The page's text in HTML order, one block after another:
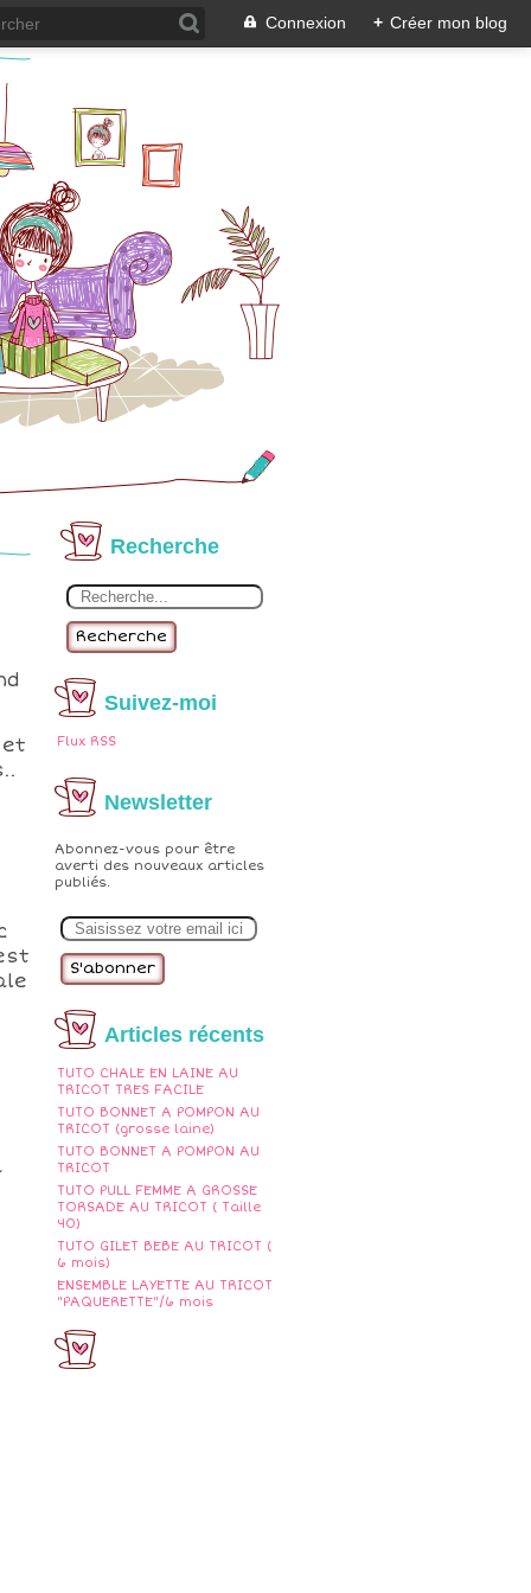
Connexion + Créer mon blog
Recherche
Recherche
Suivez-moi
Flux RSS
Newsletter
Abonnez-vous pour être
averti des nouveaux articles
publiés.
m
Articles récents
TUTO CHALE EN LAINE AU
TRICOT TRES FACILE
TUTO BONNET A POMPON AU
TRICOT (grosse laine)
TUTO BONNET A POMPON AU
TRICOT
TUTO PULL FEMME A GROSSE
TORSADE AU TRICOT ( Taille
40)
TUTO GILET BEBE AU TRICOT (
6 mois)
ENSEMBLE LAYETTE AU TRICOT
"PAQUERETTE"/6 mois